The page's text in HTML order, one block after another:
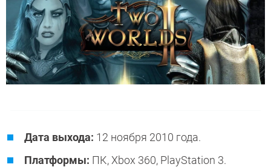
Дата выхода: 12 ноября 2010 года.
Платформы: ПК, Xbox 360, PlayStation 3.